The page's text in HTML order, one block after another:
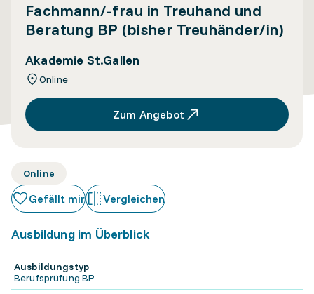
Fachmann/-frau in Treuhand und
Beratung BP (bisher Treuhänder/in)
Akademie St.Gallen
Online
Zum Angebot
Online
Gefällt mir Vergleichen
Ausbildung im Überblick
Ausbildungstyp
Berufsprüfung BP